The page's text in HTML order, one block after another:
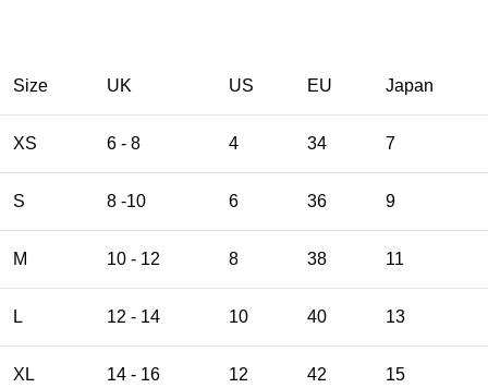
Size UK US EU Japan
XS 6 - 8 4 34 7
S 8 -10 6 36 9
M 10 - 12 8 38 11
L 12 - 14 10 40 13
XL 14 - 16 12 42 15